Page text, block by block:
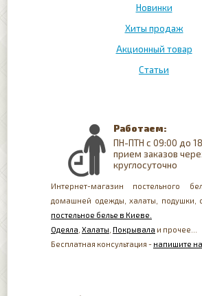
Новинки
Хиты продаж
Акционный товар
Статьи
Работаем:
ПН-ПТН с 09:00 до
прием заказов
круглосуточно
Интернет-магазин постельного
домашней одежды, халаты, подушки,
постельное белье в Киеве.
Одеяла Халаты Покрывала и прочее...
Бесплатная консультация - напишите